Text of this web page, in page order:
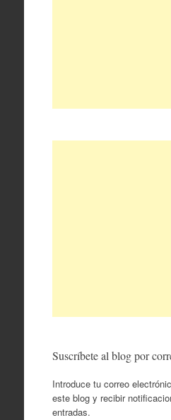
Suscríbete al blog por
Introduce tu correo
este blog y recibir
entradas.